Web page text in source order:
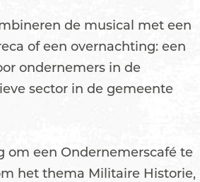
de musical met een
of een overnachting: een
ondernemers in de
sector in de gemeente
om een Ondernemerscafé te
het thema Militaire Historie,